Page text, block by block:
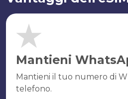
Mantieni
Mantieni il tuo numero di
telefono.